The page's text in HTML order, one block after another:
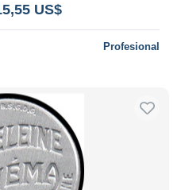
US$
Profesional